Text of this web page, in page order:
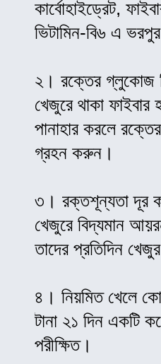
কার্বোহাইড্রেট,
ভিটামিন-বি৬ এ ভরপুর
২। রক্তের গ্লুকোজ
খেজুরে থাকা ফাইবার
পানাহার করলে
গ্রহন করুন।
৩। রক্তশূন্যতা দূর
খেজুরে বিদ্যমান
তাদের প্রতিদিন
৪। নিয়মিত খেলে
টানা ২১ দিন একটি
পরীক্ষিত।